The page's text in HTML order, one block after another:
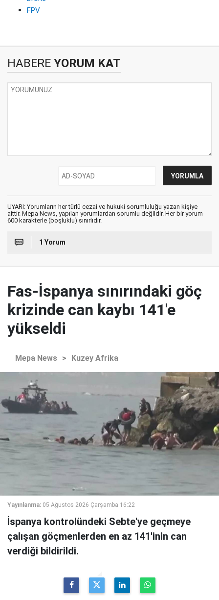
FPV
HABERE YORUM KAT
UYARI: Yorumların her türlü cezai ve hukuki sorumluluğu yazan kişiye
aittir. Mepa News, yapılan yorumlardan sorumlu değildir. Her bir yorum
600 karakterle (boşluklu) sınırlıdır.
1 Yorum
Fas-İspanya sınırındaki göç
krizinde can kaybı 141'e
yükseldi
Mepa News > Kuzey Afrika
Yayınlanma: 05 Ağustos 2026 Çarşamba 16:22
İspanya kontrolündeki Sebte'ye geçmeye
çalışan göçmenlerden en az 141'inin can
verdiği bildirildi.